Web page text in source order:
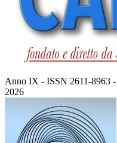
Anno IX - ISSN 2611-8963
2026